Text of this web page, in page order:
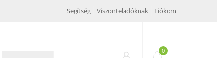
Segítség Viszonteladóknak Fiókom
0